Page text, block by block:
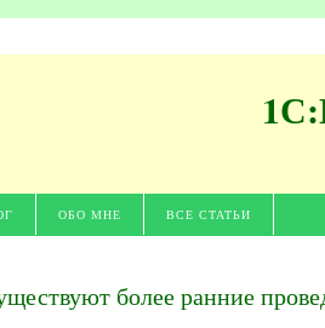
ОБО МНЕ ВСЕ СТАТЬИ
более ранние